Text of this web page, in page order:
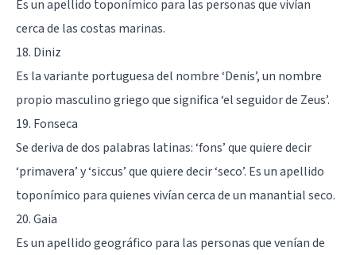
Es un apellido toponímico para las personas que vivían
cerca de las costas marinas.
18. Diniz
Es la variante portuguesa del nombre ‘Denis’, un nombre
propio masculino griego que significa ‘el seguidor de Zeus’.
19. Fonseca
Se deriva de dos palabras latinas: ‘fons’ que quiere decir
‘primavera’ y ‘siccus’ que quiere decir ‘seco’. Es un apellido
toponímico para quienes vivían cerca de un manantial seco.
20. Gaia
Es un apellido geográfico para las personas que venían de